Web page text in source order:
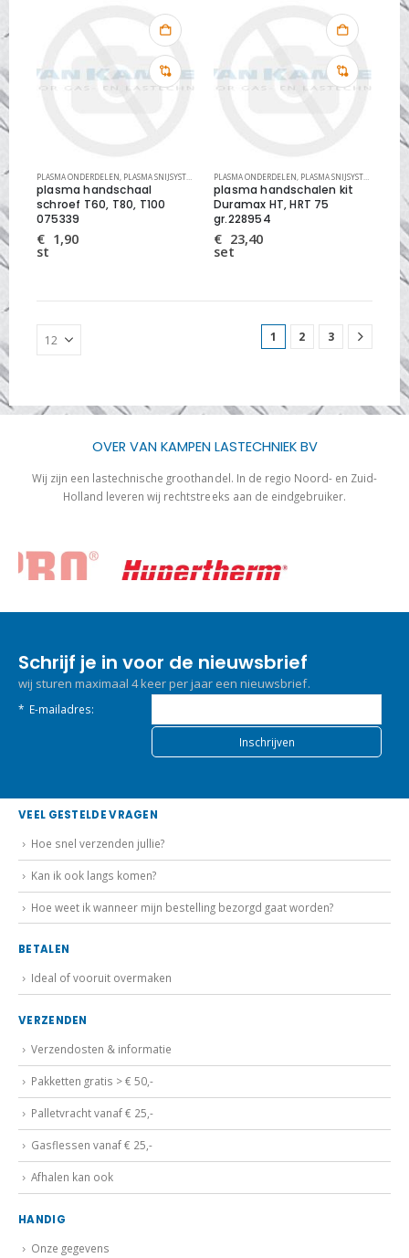
PLASMA ONDERDELEN, PLASMA SNIJSYSTEMEN
plasma handschaal
schroef T60, T80, T100
075339
€ 1,90
st
PLASMA ONDERDELEN, PLASMA SNIJSYSTEMEN
plasma handschalen kit
Duramax HT, HRT 75
gr.228954
€ 23,40
set
1 2 3
OVER VAN KAMPEN LASTECHNIEK BV
Wij zijn een lastechnische groothandel. In de regio Noord- en Zuid-
Holland leveren wij rechtstreeks aan de eindgebruiker.
Schrijf je in voor de nieuwsbrief
wij sturen maximaal 4 keer per jaar een nieuwsbrief.
* E-mailadres:
VEEL GESTELDE VRAGEN
Hoe snel verzenden jullie?
Kan ik ook langs komen?
Hoe weet ik wanneer mijn bestelling bezorgd gaat worden?
BETALEN
Ideal of vooruit overmaken
VERZENDEN
Verzendosten & informatie
Pakketten gratis > € 50,-
Palletvracht vanaf € 25,-
Gasflessen vanaf € 25,-
Afhalen kan ook
HANDIG
Onze gegevens